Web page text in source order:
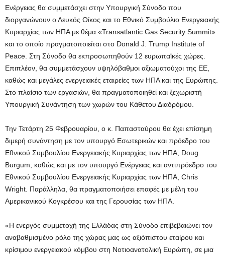
Ενέργειας θα συμμετάσχει στην Υπουργική Σύνοδο που
διοργανώνουν ο Λευκός Οίκος και το Εθνικό Συμβούλιο Ενεργειακής
Κυριαρχίας των ΗΠΑ με θέμα «Transatlantic Gas Security Summit»
και το οποίο πραγματοποιείται στο Donald J. Trump Institute of
Peace. Στη Σύνοδο θα εκπροσωπηθούν 12 ευρωπαϊκές χώρες.
Επιπλέον, θα συμμετάσχουν υψηλόβαθμοι αξιωματούχοι της ΕΕ,
καθώς και μεγάλες ενεργειακές εταιρείες των ΗΠΑ και της Ευρώπης.
Στο πλαίσιο των εργασιών, θα πραγματοποιηθεί και ξεχωριστή
Υπουργική Συνάντηση των χωρών του Κάθετου Διαδρόμου.
Την Τετάρτη 25 Φεβρουαρίου, ο κ. Παπασταύρου θα έχει επίσημη
διμερή συνάντηση με τον υπουργό Εσωτερικών και πρόεδρο του
Εθνικού Συμβουλίου Ενεργειακής Κυριαρχίας των ΗΠΑ, Doug
Burgum, καθώς και με τον υπουργό Ενέργειας και αντιπρόεδρο του
Εθνικού Συμβουλίου Ενεργειακής Κυριαρχίας των ΗΠΑ, Chris
Wright. Παράλληλα, θα πραγματοποιήσει επαφές με μέλη του
Αμερικανικού Κογκρέσου και της Γερουσίας των ΗΠΑ.
«Η ενεργός συμμετοχή της Ελλάδας στη Σύνοδο επιβεβαιώνει τον
αναβαθμισμένο ρόλο της χώρας μας ως αξιόπιστου εταίρου και
κρίσιμου ενεργειακού κόμβου στη Νοτιοανατολική Ευρώπη, σε μια